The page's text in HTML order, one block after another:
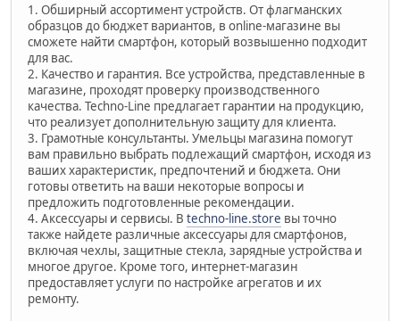
1. Обширный ассортимент устройств. От флагманских
образцов до бюджет вариантов, в online-магазине вы
сможете найти смартфон, который возвышенно подходит
для вас.
2. Качество и гарантия. Все устройства, представленные в
магазине, проходят проверку производственного
качества. Techno-Line предлагает гарантии на продукцию,
что реализует дополнительную защиту для клиента.
3. Грамотные консультанты. Умельцы магазина помогут
вам правильно выбрать подлежащий смартфон, исходя из
ваших характеристик, предпочтений и бюджета. Они
готовы ответить на ваши некоторые вопросы и
предложить подготовленные рекомендации.
4. Аксессуары и сервисы. В techno-line.store вы точно
также найдете различные аксессуары для смартфонов,
включая чехлы, защитные стекла, зарядные устройства и
многое другое. Кроме того, интернет-магазин
предоставляет услуги по настройке агрегатов и их
ремонту.